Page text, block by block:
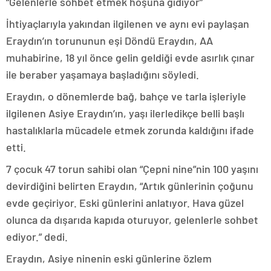
İhtiyaçlarıyla yakından ilgilenen ve aynı evi paylaşan
Eraydın’ın torununun eşi Döndü Eraydın, AA
muhabirine, 18 yıl önce gelin geldiği evde asırlık çınar
ile beraber yaşamaya başladığını söyledi.
Eraydın, o dönemlerde bağ, bahçe ve tarla işleriyle
ilgilenen Asiye Eraydın’ın, yaşı ilerledikçe belli başlı
hastalıklarla mücadele etmek zorunda kaldığını ifade
etti.
7 çocuk 47 torun sahibi olan “Çepni nine”nin 100 yaşını
devirdiğini belirten Eraydın, “Artık günlerinin çoğunu
evde geçiriyor. Eski günlerini anlatıyor. Hava güzel
olunca da dışarıda kapıda oturuyor, gelenlerle sohbet
ediyor.” dedi.
Eraydın, Asiye ninenin eski günlerine özlem